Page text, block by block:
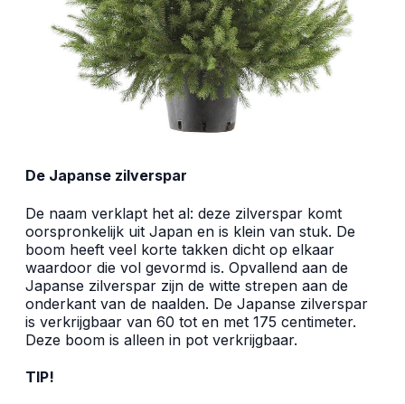
De Japanse zilverspar
De naam verklapt het al: deze zilverspar komt
oorspronkelijk uit Japan en is klein van stuk. De
boom heeft veel korte takken dicht op elkaar
waardoor die vol gevormd is. Opvallend aan de
Japanse zilverspar zijn de witte strepen aan de
onderkant van de naalden. De Japanse zilverspar
is verkrijgbaar van 60 tot en met 175 centimeter.
Deze boom is alleen in pot verkrijgbaar.
TIP!